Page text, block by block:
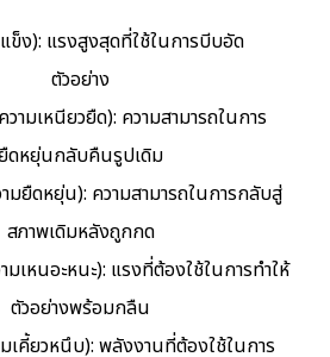
ข็ง): แรงสูงสุดที่ใช้ในการบีบอัด
ตัวอย่าง
ามเหนียวยืด): ความสามารถในการ
ดหยุ่นกลับคืนรูปเดิม
ยืดหยุ่น): ความสามารถในการกลับสู่
สภาพเดิมหลังถูกกด
เหนอะหนะ): แรงที่ต้องใช้ในการทำให้
ตัวอย่างพร้อมกลืน
เคี้ยวหนึบ): พลังงานที่ต้องใช้ในการ